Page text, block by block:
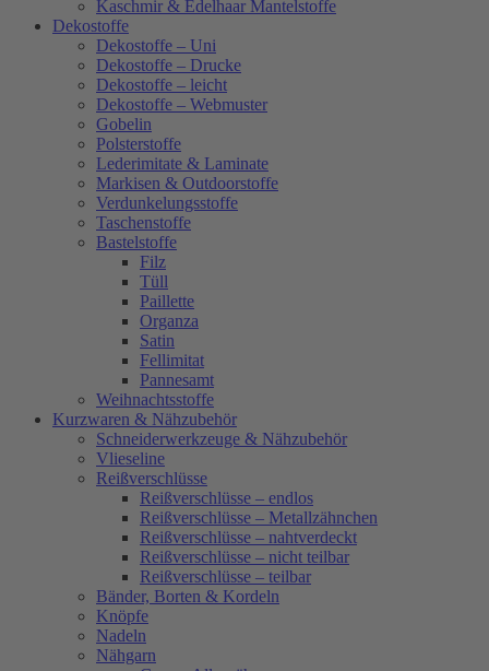
Kaschmir & Edelhaar Mantelstoffe
Dekostoffe
Dekostoffe – Uni
Dekostoffe – Drucke
Dekostoffe – leicht
Dekostoffe – Webmuster
Gobelin
Polsterstoffe
Lederimitate & Laminate
Markisen & Outdoorstoffe
Verdunkelungsstoffe
Taschenstoffe
Bastelstoffe
Filz
Tüll
Paillette
Organza
Satin
Fellimitat
Pannesamt
Weihnachtsstoffe
Kurzwaren & Nähzubehör
Schneiderwerkzeuge & Nähzubehör
Vlieseline
Reißverschlüsse
Reißverschlüsse – endlos
Reißverschlüsse – Metallzähnchen
Reißverschlüsse – nahtverdeckt
Reißverschlüsse – nicht teilbar
Reißverschlüsse – teilbar
Bänder, Borten & Kordeln
Knöpfe
Nadeln
Nähgarn